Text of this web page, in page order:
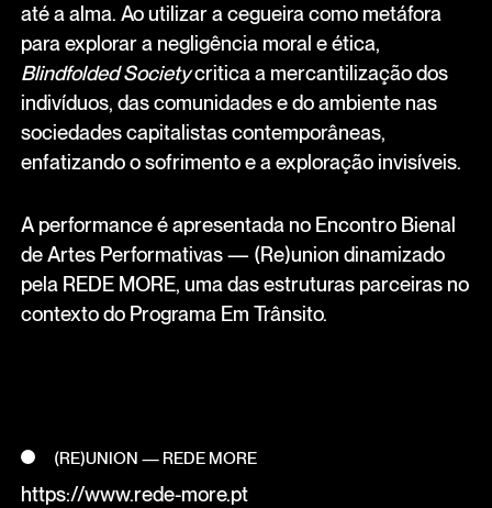
até a alma. Ao utilizar a cegueira como metáfora
para explorar a negligência moral e ética,
Blindfolded Societycritica a mercantilização dos
indivíduos, das comunidades e do ambiente nas
sociedades capitalistas contemporâneas,
enfatizando o sofrimento e a exploração invisíveis.
A performance é apresentada no Encontro Bienal
de Artes Performativas — (Re)union dinamizado
pela REDE MORE, uma das estruturas parceiras no
contexto do Programa Em Trânsito.
(RE)UNION — REDE MORE
https://www.rede-more.pt